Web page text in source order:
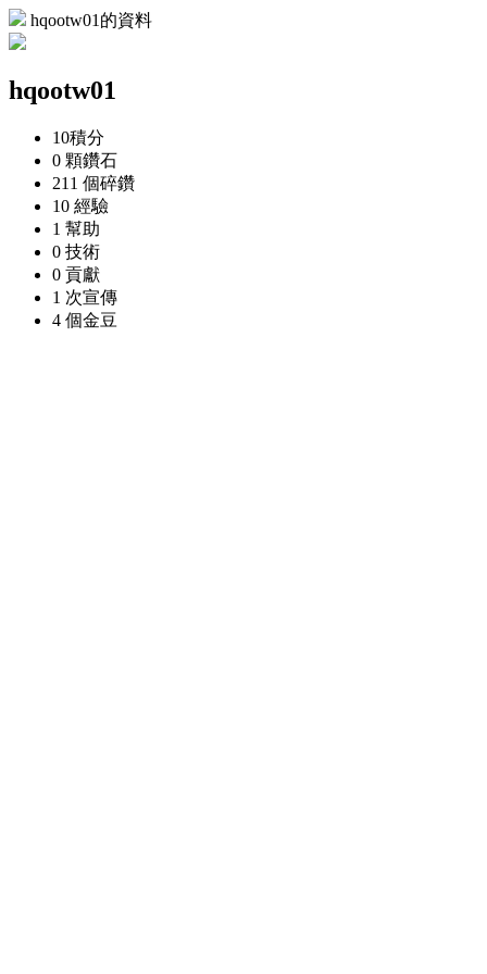
hqootw01的資料
hqootw01
10積分
0 顆鑽石
211 個碎鑽
10 經驗
1 幫助
0 技術
0 貢獻
1 次宣傳
4 個金豆